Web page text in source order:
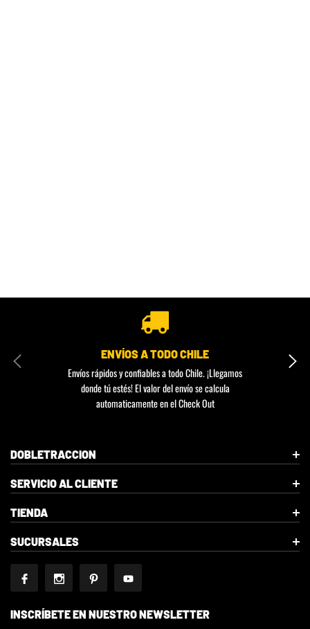
ENVÍOS A TODO CHILE
Envíos rápidos y confiables a todo Chile. ¡Llegamos
donde tú estés! El valor del envío se calcula
automaticamente en el Check Out
DOBLETRACCION
SERVICIO AL CLIENTE
TIENDA
SUCURSALES
INSCRÍBETE EN NUESTRO NEWSLETTER